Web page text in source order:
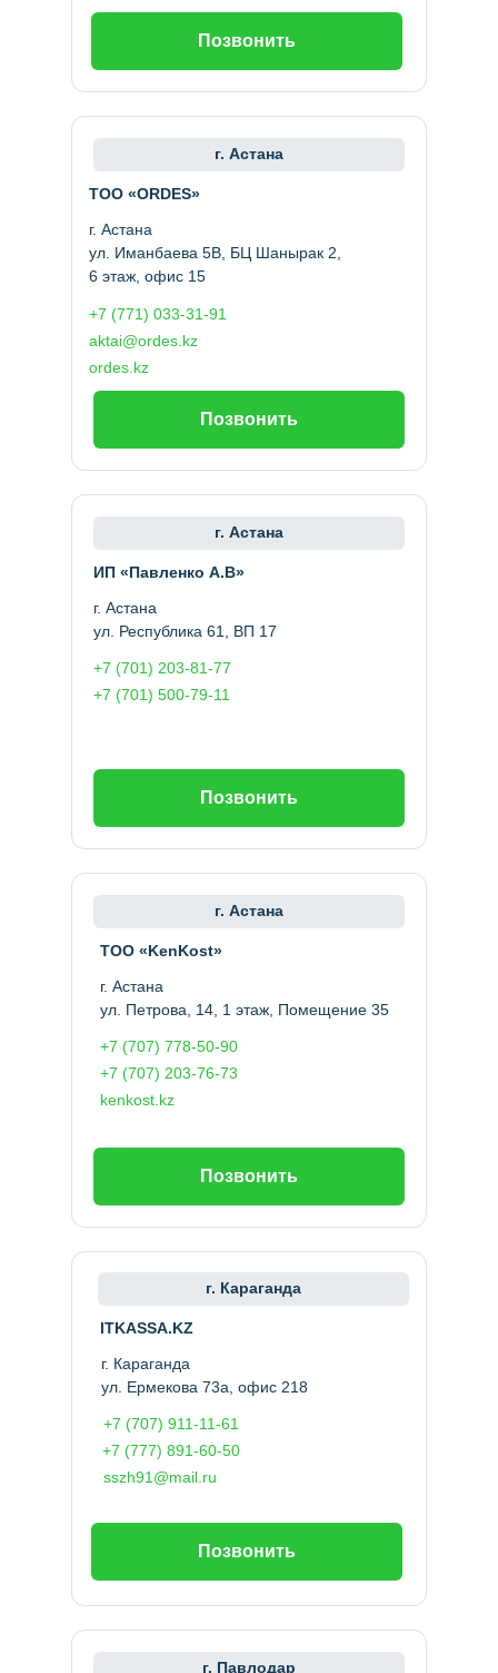
ИП «Павленко А.В»
г. Астана
ул. Республика 61, ВП 17
+7 (701) 500-79-11
Позвонить
+7 (701) 203-81-77
г. Астана
ТОО «ORDES»
г. Астана
ул. Иманбаева 5В, БЦ Шанырак 2,
6 этаж, офис 15
aktai@ordes.kz
ordes.kz
Позвонить
+7 (771) 033-31-91
г. Астана
Позвонить
г. Павлодар
ITKASSA.KZ
г. Караганда
ул. Ермекова 73а, офис 218
sszh91@mail.ru
Позвонить
+7 (777) 891-60-50
г. Караганда
+7 (707) 911-11-61
ТОО «KenKost»
г. Астана
ул. Петрова, 14, 1 этаж, Помещение 35
kenkost.kz
Позвонить
г. Астана
+7 (707) 778-50-90
+7 (707) 203-76-73